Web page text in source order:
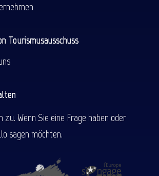
Tourismusausschuss
zu. Wenn Sie eine Frage haben oder
sagen möchten.